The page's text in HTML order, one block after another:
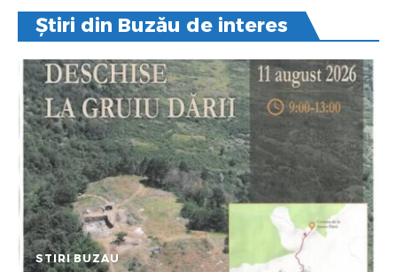
Știri din Buzău de interes
STIRI BUZAU